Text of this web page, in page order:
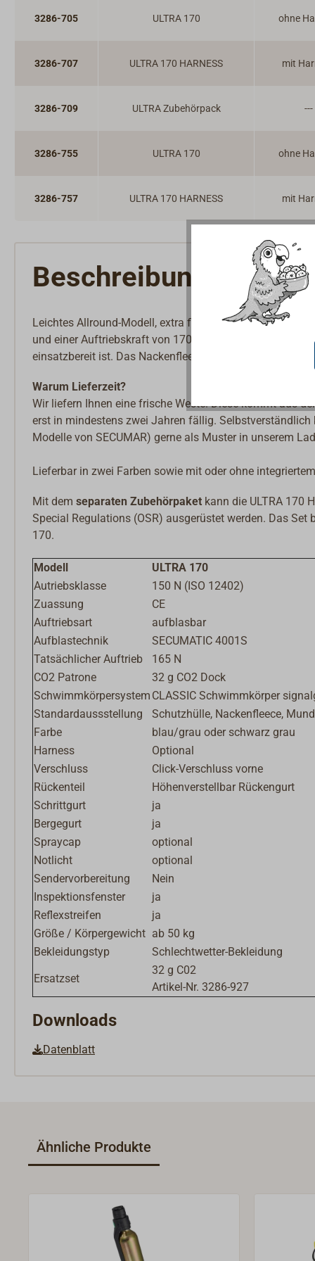
3286-705 ULTRA 170 ohne
3286-707 ULTRA 170 HARNESS mit
3286-709 ULTRA Zubehörpack ---
3286-755 ULTRA 170 ohne
3286-757 ULTRA 170 HARNESS mit
Beschreibung
Leichtes Allround-Modell, extra flach gepackt für
und einer Auftriebskraft von 170 N. Über das
einsatzbereit ist. Das Nackenfleece verhindert ein
Warum Lieferzeit?
Wir liefern Ihnen eine frische Weste. Diese kommt aus
erst in mindestens zwei Jahren fällig.
Modelle von SECUMAR) gerne als Muster in unserem
Lieferbar in zwei Farben sowie mit oder ohne
Mit dem separaten Zubehörpaket kann die ULTRA 170
Special Regulations (OSR) ausgerüstet werden. Das Set
170.
Modell
ULTRA 170
Autriebsklasse
150 N (ISO 12402)
Zuassung
CE
Auftriebsart
aufblasbar
Aufblastechnik
SECUMATIC 4001S
Tatsächlicher Auftrieb
165 N
CO2 Patrone
32 g CO2 Dock
Schwimmkörpersystem CLASSIC Schwimmkörper
Standardaussstellung
Schutzhülle, Nackenfleece,
Farbe
blau/grau oder schwarz grau
Harness
Optional
Verschluss
Click-Verschluss vorne
Rückenteil
Höhenverstellbar Rückengurt
Schrittgurt
ja
Bergegurt
ja
Spraycap
optional
Notlicht
optional
Sendervorbereitung
Nein
Inspektionsfenster
ja
Reflexstreifen
ja
Größe / Körpergewicht ab 50 kg
Bekleidungstyp
Schlechtwetter-Bekleidung
Ersatzset
32 g C02
Artikel-Nr. 3286-927
Downloads
Datenblatt
Ähnliche Produkte